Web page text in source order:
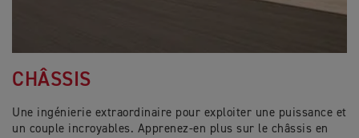
CHÂSSIS
Une ingénierie extraordinaire pour exploiter une puissance et
un couple incroyables. Apprenez-en plus sur le châssis en